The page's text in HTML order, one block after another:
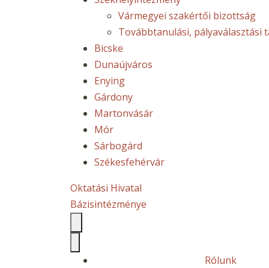
Vármegyei szakértői bizottság
Továbbtanulási, pályaválasztási
Bicske
Dunaújváros
Enying
Gárdony
Martonvásár
Mór
Sárbogárd
Székesfehérvár
Oktatási Hivatal
Bázisintézménye
Rólunk